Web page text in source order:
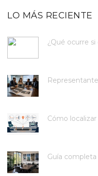
LO MÁS RECIENTE
¿Qué ocurre
Cómo localizar
Guía